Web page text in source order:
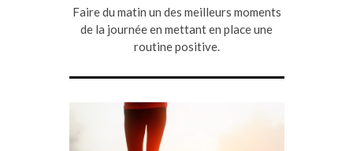
Faire du matin un des meilleurs moments
de la journée en mettant en place une
routine positive.